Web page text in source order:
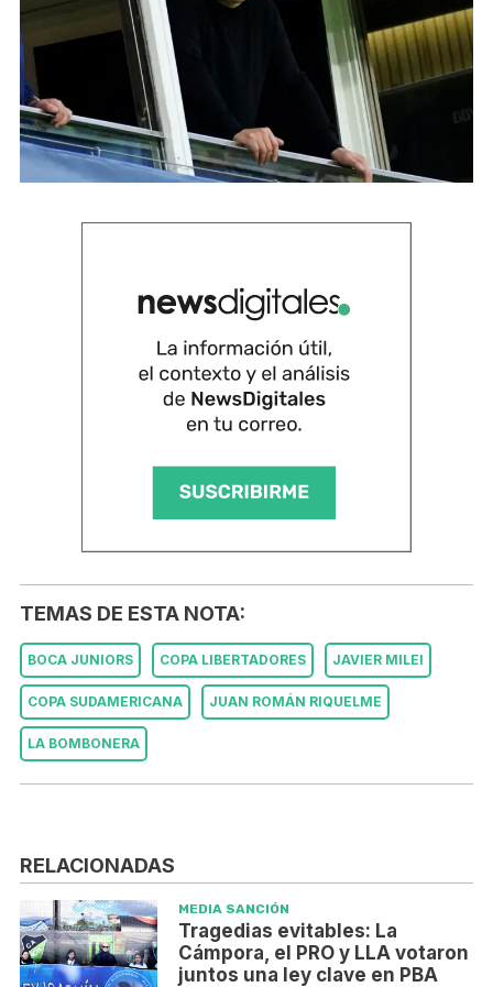
TEMAS DE ESTA NOTA:
BOCA JUNIORS COPA LIBERTADORES JAVIER MILEI
COPA SUDAMERICANA JUAN ROMÁN RIQUELME
LA BOMBONERA
RELACIONADAS
MEDIA SANCIÓN
Tragedias evitables: La
Cámpora, el PRO y LLA votaron
juntos una ley clave en PBA